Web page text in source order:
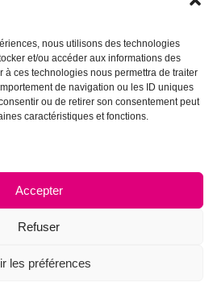
nous utilisons des technologies
et/ou accéder aux informations des
à ces technologies nous permettra de traiter
de navigation ou les ID uniques
ou de retirer son consentement peut
caractéristiques et fonctions.
Accepter
Refuser
les préférences